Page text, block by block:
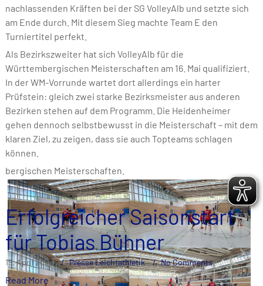
nachlassenden Kräften bei der SG VolleyAlb und setzte sich
am Ende durch. Mit diesem Sieg machte Team E den
Turniertitel perfekt.
Als Bezirkszweiter hat sich VolleyAlb für die
Württembergischen Meisterschaften am 16. Mai qualifiziert.
In der WM-Vorrunde wartet dort allerdings ein harter
Prüfstein: gleich zwei starke Bezirksmeister aus anderen
Bezirken stehen auf dem Programm. Die Heidenheimer
gehen dennoch selbstbewusst in die Meisterschaft – mit dem
klaren Ziel, zu zeigen, dass sie auch Topteams schlagen
können.
bergischen Meisterschaften.
Erfolgreicher Saisonstart
für Tobias Bühner
19. April 2026 Presse Leichtathletik No Comments
Read More